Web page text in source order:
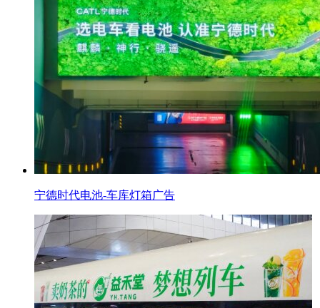
宁德时代电池-车库灯箱广告